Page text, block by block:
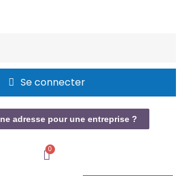
Se connecter
adresse pour une entreprise ?